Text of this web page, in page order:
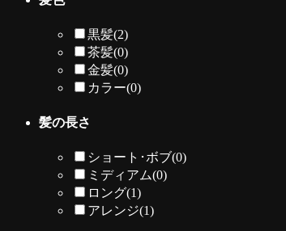
黒髪(2)
茶髪(0)
金髪(0)
カラー(0)
髪の長さ
ショート･ボブ(0)
ミディアム(0)
ロング(1)
アレンジ(1)